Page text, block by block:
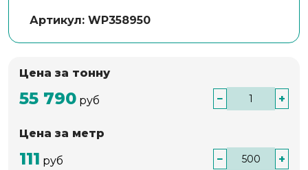
Артикул: WP358950
Цена за тонну
55 790 руб − +
Цена за метр
111 руб −
+